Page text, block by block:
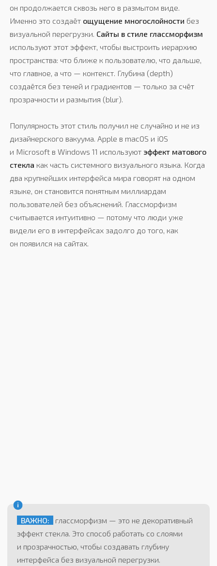
он продолжается сквозь него в размытом виде.
Именно это создаёт ощущение многослойности без
визуальной перегрузки. Сайты в стиле глассморфизм
используют этот эффект, чтобы выстроить иерархию
пространства: что ближе к пользователю, что дальше,
что главное, а что — контекст. Глубина (depth)
создаётся без теней и градиентов — только за счёт
прозрачности и размытия (blur).
Популярность этот стиль получил не случайно и не из
дизайнерского вакуума. Apple в macOS и iOS
и Microsoft в Windows 11 используют эффект матового
стекла как часть системного визуального языка. Когда
два крупнейших интерфейса мира говорят на одном
языке, он становится понятным миллиардам
пользователей без объяснений. Глассморфизм
считывается интуитивно — потому что люди уже
видели его в интерфейсах задолго до того, как
он появился на сайтах.
ВАЖНО:
глассморфизм — это не декоративный
эффект стекла. Это способ работать со слоями
и прозрачностью, чтобы создавать глубину
интерфейса без визуальной перегрузки.